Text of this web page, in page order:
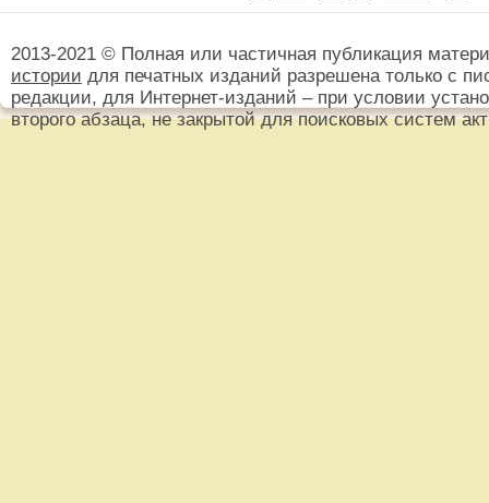
2013-2021 © Полная или частичная публикация
истории для печатных изданий разрешена только с
редакции, для Интернет-изданий – при условии
второго абзаца, не закрытой для поисковых систем